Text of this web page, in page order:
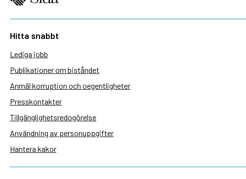
Hitta snabbt
Lediga jobb
Publikationer om biståndet
Anmäl korruption och oegentligheter
Presskontakter
Tillgänglighetsredogörelse
Användning av personuppgifter
Hantera kakor